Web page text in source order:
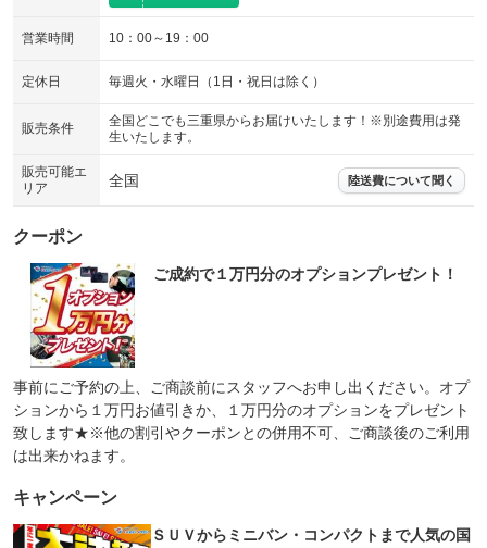
営業時間 10：00～19：00
定休日 毎週火・水曜日（1日・祝日は除く）
販売条件
全国どこでも三重県からお届けいたします！※別途費用は発
生いたします。
販売可能エ
リア
全国 陸送費について聞く
クーポン
ご成約で１万円分のオプションプレゼント！
事前にご予約の上、ご商談前にスタッフへお申し出ください。オプ
ションから１万円お値引きか、１万円分のオプションをプレゼント
致します★※他の割引やクーポンとの併用不可、ご商談後のご利用
は出来かねます。
キャンペーン
ＳＵＶからミニバン・コンパクトまで人気の国